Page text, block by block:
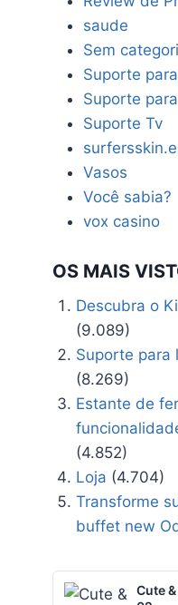
saude
Sem
Suporte
Suporte
Suporte Tv
Vasos
Você sabia?
vox casino
OS MAIS
Descubra o
(9.089)
Suporte para
(8.269)
Estante de
(4.852)
Loja (4.704)
Transforme
buffet new
Cute